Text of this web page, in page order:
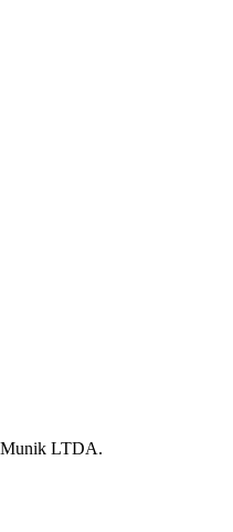
Munik LTDA.